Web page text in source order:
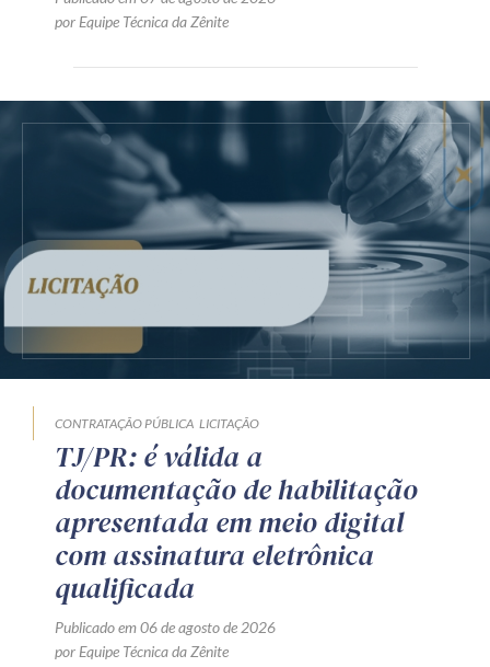
por Equipe Técnica da Zênite
CONTRATAÇÃO PÚBLICA LICITAÇÃO
TJ/PR: é válida a
documentação de habilitação
apresentada em meio digital
com assinatura eletrônica
qualificada
Publicado em 06 de agosto de 2026
por Equipe Técnica da Zênite